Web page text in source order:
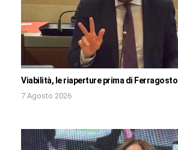
Viabilità, le riaperture prima di Ferragosto
7 Agosto 2026